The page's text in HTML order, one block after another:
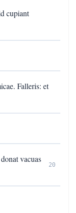
cupiant
Falleris: et
vacuas
20